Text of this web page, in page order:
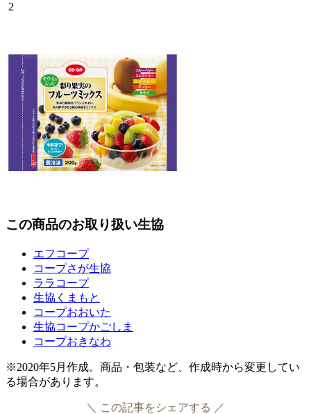
2
この商品のお取り扱い生協
エフコープ
コープさが生協
ララコープ
生協くまもと
コープおおいた
生協コープかごしま
コープおきなわ
※2020年5月作成。商品・包装など、作成時から変更してい
る場合があります。
＼ この記事をシェアする ／